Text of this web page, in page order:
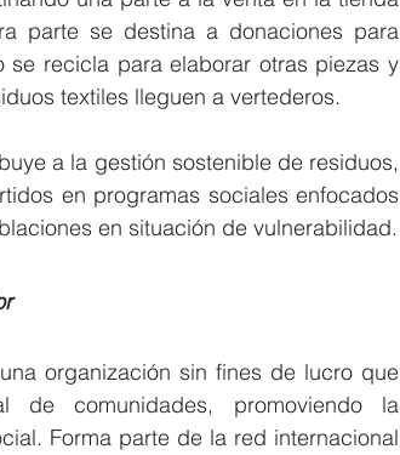
parte se destina a donaciones para
se recicla para elaborar otras piezas y
textiles lleguen a vertederos.
a la gestión sostenible de residuos,
en programas sociales enfocados
en situación de vulnerabilidad.
organización sin fines de lucro que
comunidades, promoviendo la
Forma parte de la red internacional